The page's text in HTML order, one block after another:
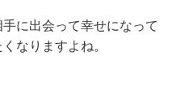
に出会って幸せになって
なりますよね。